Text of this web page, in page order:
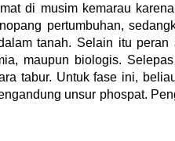
di musim kemarau
pertumbuhan,
tanah. Selain itu
maupun biologis.
tabur. Untuk fase ini,
unsur phospat.